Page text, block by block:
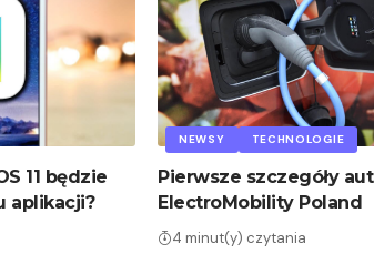
11 będzie
aplikacji?
NEWSY TECHNOLOGIE
Pierwsze szczegóły aut
ElectroMobility Poland
4 minut(y) czytania